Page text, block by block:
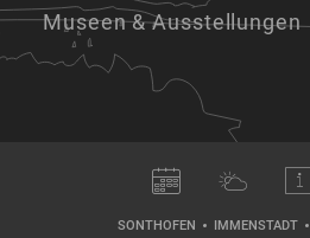
Museen & Ausstellungen
SONTHOFEN IMMENSTADT